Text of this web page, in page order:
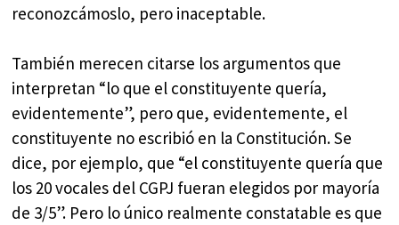
reconozcámoslo, pero inaceptable.
También merecen citarse los argumentos que
interpretan “lo que el constituyente quería,
evidentemente”, pero que, evidentemente, el
constituyente no escribió en la Constitución. Se
dice, por ejemplo, que “el constituyente quería que
los 20 vocales del CGPJ fueran elegidos por mayoría
de 3/5”. Pero lo único realmente constatable es que